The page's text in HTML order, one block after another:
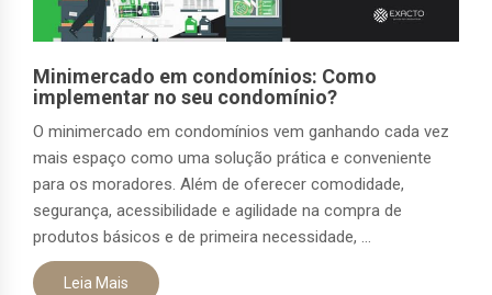
Minimercado em condomínios: Como
implementar no seu condomínio?
O minimercado em condomínios vem ganhando cada vez
mais espaço como uma solução prática e conveniente
para os moradores. Além de oferecer comodidade,
segurança, acessibilidade e agilidade na compra de
produtos básicos e de primeira necessidade, ...
Leia Mais